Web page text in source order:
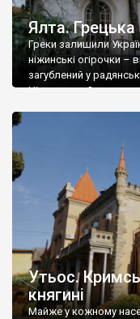
Ялта.
Греки залишили
ніжинські огірочки –
загублений у
Ніжин греки?
Утьос.
княгині
Майже у кожному